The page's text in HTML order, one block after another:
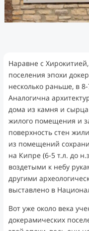
Наравне с
поселения эпохи
несколько раньше, в
Аналогична
дома из камня и сырца
жилого помещения и
поверхность стен
из помещений
на Кипре (6-5 т.л. до
воздетыми к небу
другими
выставлено в
Вот уже около века
докерамических